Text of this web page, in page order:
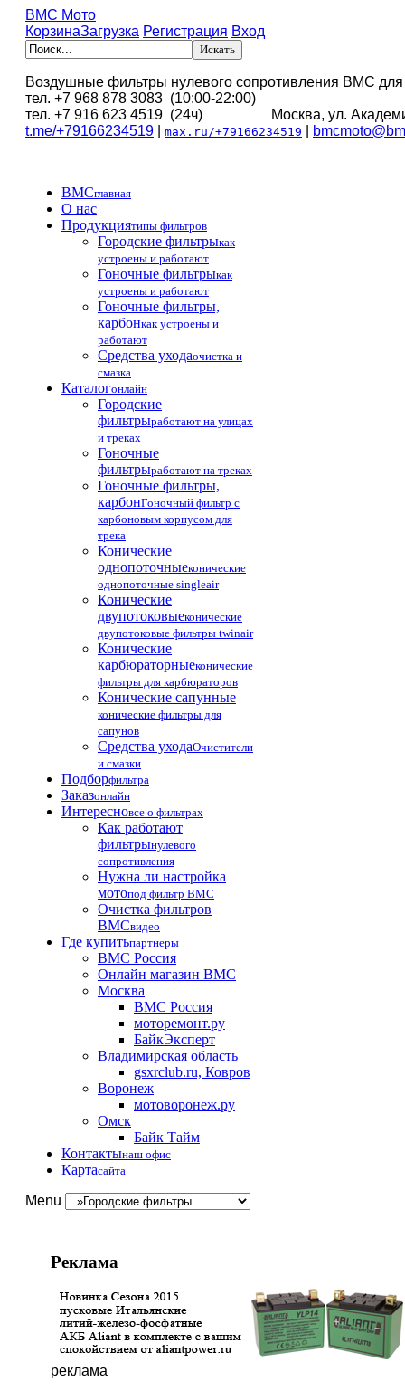
BMC Мото
КорзинаЗагрузка Регистрация Вход
Воздушные фильтры нулевого сопротивления BMC
тел. +7 968 878 3083 (10:00-22:00)
тел. +7 916 623 4519 (24ч) Москва, ул.
t.me/+79166234519
max.ru/+79166234519
BMCглавная
О нас
Продукциятипы фильтров
Городские фильтрыкак
устроены и работают
Гоночные фильтрыкак
устроены и работают
Гоночные фильтры,
карбонкак устроены и
работают
Средства уходаочистка и
смазка
Каталогонлайн
Городские
фильтрыработают на улицах
и треках
Гоночные
фильтрыработают на треках
Гоночные фильтры,
карбонГоночный фильтр с
карбоновым корпусом для
трека
Конические
однопоточныеконические
однопоточные singleair
Конические
двупотоковыеконические
двупотоковые фильтры twinair
Конические
карбюраторныеконические
фильтры для карбюраторов
Конические сапунные
конические фильтры для
сапунов
Средства уходаОчистители
и смазки
Подборфильтра
Заказонлайн
Интересновсе о фильтрах
Как работают
фильтрынулевого
сопротивления
Нужна ли настройка
мотопод фильтр BMC
Очистка фильтров
BMCвидео
Где купитьпартнеры
BMC Россия
Онлайн магазин BMC
Москва
BMC Россия
моторемонт.ру
БайкЭксперт
Владимирская область
gsxrclub.ru, Ковров
Воронеж
мотоворонеж.ру
Омск
Байк Тайм
Контактынаш офис
Картасайта
Menu
Реклама
реклама